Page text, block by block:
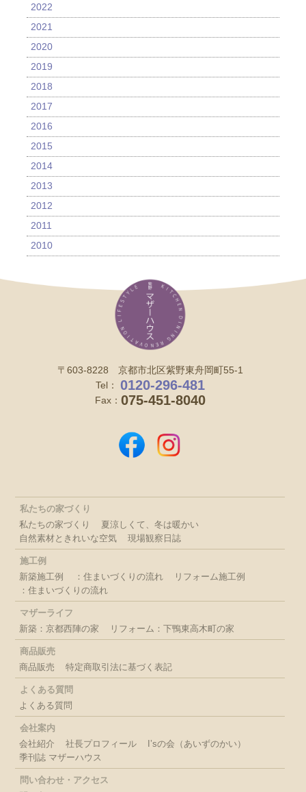
2022
2021
2020
2019
2018
2017
2016
2015
2014
2013
2012
2011
2010
〒603-8228 京都市北区紫野東舟岡町55-1
Tel：
0120-296-481
Fax： 075-451-8040
私たちの家づくり
私たちの家づくり
夏涼しくて、冬は暖かい
自然素材ときれいな空気
現場観察日誌
施工例
新築施工例
：住まいづくりの流れ
リフォーム施工例
：住まいづくりの流れ
マザーライフ
新築：京都西陣の家
リフォーム：下鴨東高木町の家
商品販売
商品販売
特定商取引法に基づく表記
よくある質問
よくある質問
会社案内
会社紹介
社長プロフィール
I’sの会（あいずのかい）
季刊誌 マザーハウス
問い合わせ・アクセス